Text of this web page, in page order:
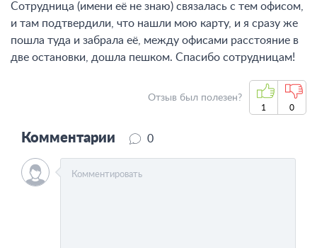
Сотрудница (имени её не знаю) связалась с тем офисом,
и там подтвердили, что нашли мою карту, и я сразу же
пошла туда и забрала её, между офисами расстояние в
две остановки, дошла пешком. Спасибо сотрудницам!
Отзыв был полезен?
1 0
Комментарии 0